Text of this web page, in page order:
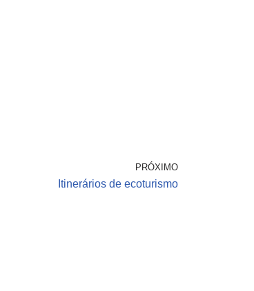
PRÓXIMO
Itinerários de ecoturismo